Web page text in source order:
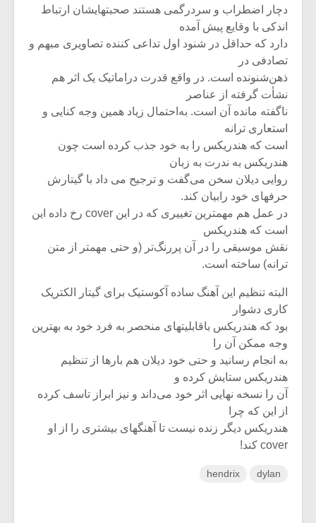
دچار اضطراب‌ و سردرگمی‌ هستند صحبتهایشان‌ ارتباط‌
اندکی‌ با وقایع‌ پیش‌ آمده‌
دارد که‌ حداقل‌ در شنود اول‌ تداعی‌ کننده‌ تصاویری‌ مبهم‌ و
تصادفی‌ در
ذهن‌شنونده‌ است‌. در واقع‌ قدرت‌ دراماتیک‌ یک‌ اثر هم‌
نشأت‌ گرفته‌ از عناصر
ناگفته‌ مانده‌ آن‌ است‌. به‌احتمال‌ زیاد همین‌ وجه‌ کنایی‌ و
استعاری‌ ترانه‌
است‌ که‌ هندریکس‌ را به‌ خود جذب‌ کرده‌ است‌ چون
‌هندریکس‌ به‌ ندرت‌ به‌ زبان‌
روایی‌ دیلان‌ سخن‌ می‌گفت‌ و ترجیح‌ می ‌داد با گیتارش‌
حرفهای‌ خود رابیان‌ کند.
در عمل‌ هم‌ مهمترین‌ تغییری‌ که‌ در این‌ cover رخ‌ داده‌ این‌
است‌ که‌ هندریکس‌
نقش‌ موسیقی را در آن‌ پررنگ‌تر (و حتی‌ مهمتر از متن‌
ترانه‌) ساخته‌ است‌.
البته‌ تنظیم‌ این‌ آهنگ‌ ساده‌ آکوستیک‌ برای‌ گیتار الکتریک‌
کاری‌ دشوار
بود که‌ هندریکس‌ باقابلیتهای‌ منحصر به‌ فرد خود به‌ بهترین‌
وجه‌ ممکن‌ آن‌ را
به‌ انجام‌ رسانید و حتی‌ خود دیلان‌ هم‌ بارها از تنظیم‌
هندریکس‌ ستایش‌ کرده‌ و
آن‌ را نسخه‌ نهایی‌ اثر خود می‌داند و نیز ابراز تاسف‌ کرده‌
از این‌ که‌ چرا
هندریکس‌ دیگر زنده‌ نیست‌ تا آهنگهای‌ بیشتری‌ را از او
cover کند!
dylan
hendrix